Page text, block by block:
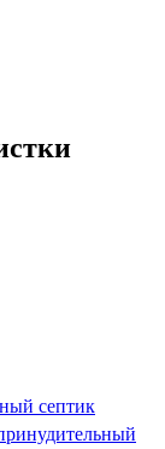
септик